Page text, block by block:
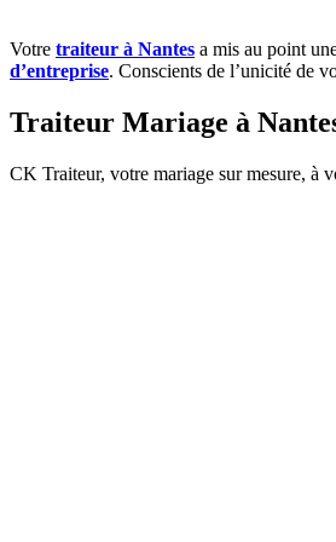
Votre traiteur à Nantes a mis au point
d’entreprise. Conscients de l’unicité de
Traiteur Mariage à
CK Traiteur, votre mariage sur mesure, à